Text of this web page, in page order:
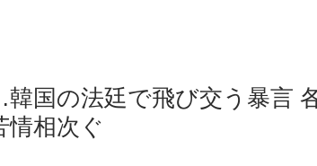
国の法廷で飛び交う暴言
情相次ぐ